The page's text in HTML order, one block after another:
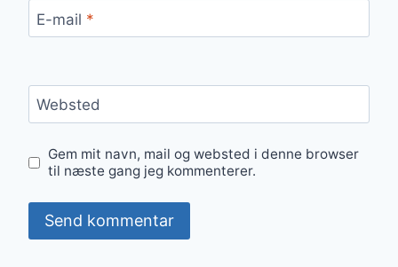
E-mail *
Websted
Gem mit navn, mail og websted i denne browser
til næste gang jeg kommenterer.